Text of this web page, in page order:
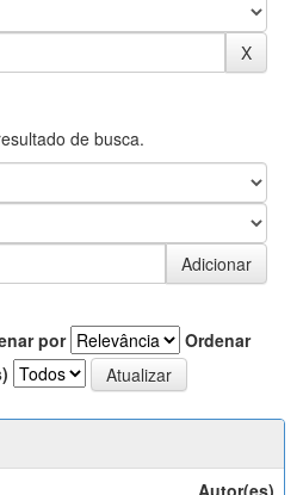
de busca.
por
Ordenar
Autor(es)